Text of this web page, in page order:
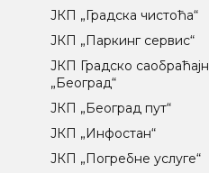
ЈКП „Градска чистоћа“
ЈКП „Паркинг сервис“
ЈКП Градско
„Београд“
ЈКП „Београд пут“
ЈКП „Инфостан“
ЈКП „Погребне услуге“